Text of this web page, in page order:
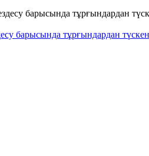
барысында тұрғындардан